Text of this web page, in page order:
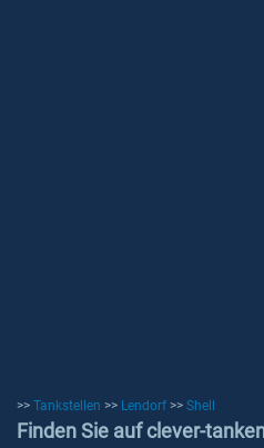
>> Tankstellen >> Lendorf >> Shell
Finden Sie auf clever-